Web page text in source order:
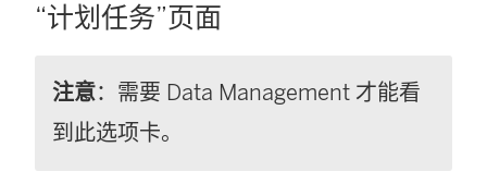
“计划任务”页面
注意：需要 Data Management 才能看
到此选项卡。